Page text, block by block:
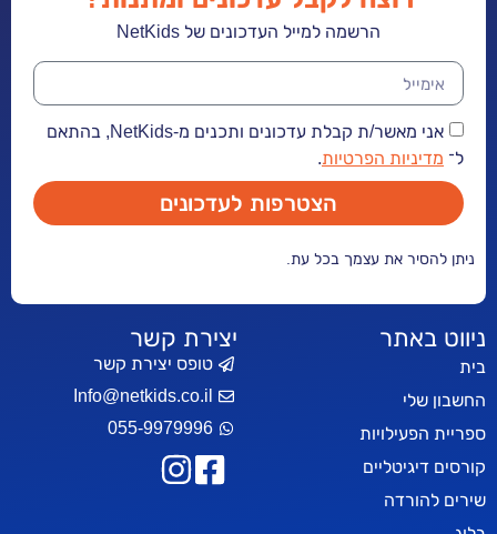
הרשמה למייל העדכונים של NetKids
אני מאשר/ת קבלת עדכונים ותכנים מ-NetKids, בהתאם
הפרטיות.
הצטרפות לעדכונים
את עצמך בכל עת.
יצירת קשר
טופס יצירת קשר
Info@netkids.co.il
055-9979996